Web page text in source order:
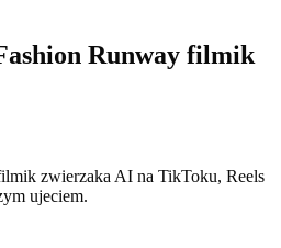
Runway filmik
zwierzaka AI na TikToku, Reels
ujeciem.